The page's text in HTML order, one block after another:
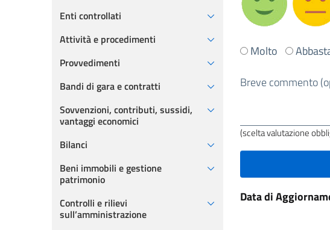
Enti controllati
Attività e procedimenti
Provvedimenti
Bandi di gara e contratti
Sovvenzioni, contributi, sussidi,
vantaggi economici
Bilanci
Beni immobili e gestione
patrimonio
Controlli e rilievi
sull’amministrazione
Ti
stata
pagina?
Molto
Breve commento
(scelta valutazione
Data di